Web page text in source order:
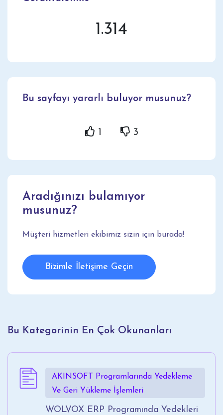
1.314
Bu sayfayı yararlı buluyor musunuz?
1 3
Aradığınızı bulamıyor
musunuz?
Müşteri hizmetleri ekibimiz sizin için burada!
Bizimle İletişime Geçin
Bu Kategorinin En Çok Okunanları
AKINSOFT Programlarında Yedekleme
Ve Geri Yükleme İşlemleri
WOLVOX ERP Programında Yedekleri